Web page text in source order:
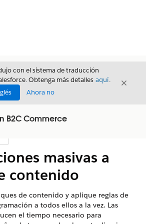
con el sistema de traducción
Obtenga más detalles aquí.
Ahora no
Cerrar
B2C Commerce
de materias
masivas a
contenido
de contenido y aplique reglas de
a todos ellos a la vez. Las
el tiempo necesario para